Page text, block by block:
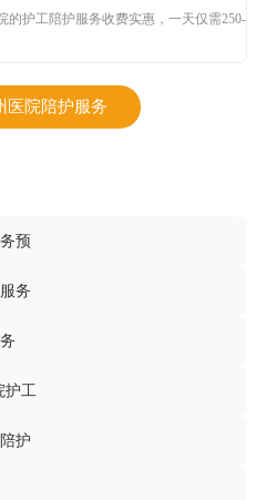
的护工陪护服务收费实惠，一天仅需250-
医院陪护服务
预
务
护工
护